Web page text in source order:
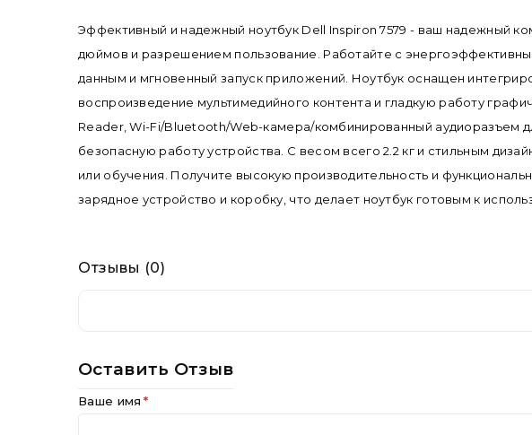
Эффективный и надежный ноутбук Dell Inspiron 7579 - ваш надежный
дюймов и разрешением пользование. Работайте с
данным и мгновенный запуск приложений. Ноутбук оснащен
воспроизведение мультимедийного контента и гладкую работу
Reader, Wi-Fi/Bluetooth/Web-камера/комбинированный аудиоразъем
безопасную работу устройства. С весом всего 2.2 кг и стильным
или обучения. Получите высокую производительность и
зарядное устройство и коробку, что делает ноутбук готовым к
Отзывы (0)
Оставить Отзыв
Ваше имя